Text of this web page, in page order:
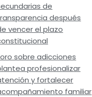
de
después
vencer el plazo
sobre adicciones
profesionalizar
y fortalecer
familiar